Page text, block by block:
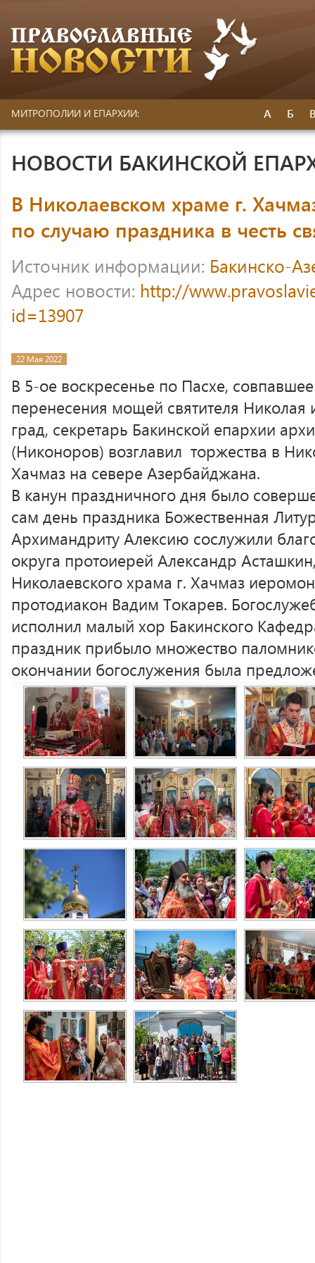
МИТРОПОЛИИ И ЕПАРХИИ: А Б
НОВОСТИ БАКИНСКОЙ
В Николаевском храме г.
по случаю праздника в честь
Источник информации: Бакинско-
Адрес новости: http://
id=13907
22 Мая 2022
В 5-ое воскресенье по Пасхе,
перенесения мощей святителя
град, секретарь Бакинской епархии
(Никоноров) возглавил торжества в
Хачмаз на севере Азербайджана.
В канун праздничного дня было
сам день праздника Божественная
Архимандриту Алексию сослужили
округа протоиерей Александр
Николаевского храма г. Хачмаз
протодиакон Вадим Токарев.
исполнил малый хор Бакинского
праздник прибыло множество
окончании богослужения была